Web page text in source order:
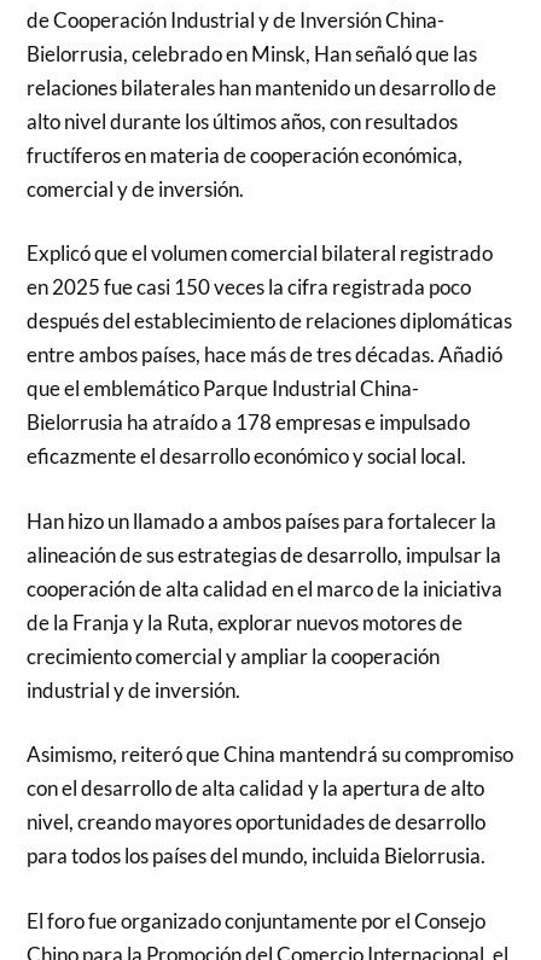
de Cooperación Industrial y de Inversión China-
Bielorrusia, celebrado en Minsk, Han señaló que las
relaciones bilaterales han mantenido un desarrollo de
alto nivel durante los últimos años, con resultados
fructíferos en materia de cooperación económica,
comercial y de inversión.
Explicó que el volumen comercial bilateral registrado
en 2025 fue casi 150 veces la cifra registrada poco
después del establecimiento de relaciones diplomáticas
entre ambos países, hace más de tres décadas. Añadió
que el emblemático Parque Industrial China-
Bielorrusia ha atraído a 178 empresas e impulsado
eficazmente el desarrollo económico y social local.
Han hizo un llamado a ambos países para fortalecer la
alineación de sus estrategias de desarrollo, impulsar la
cooperación de alta calidad en el marco de la iniciativa
de la Franja y la Ruta, explorar nuevos motores de
crecimiento comercial y ampliar la cooperación
industrial y de inversión.
Asimismo, reiteró que China mantendrá su compromiso
con el desarrollo de alta calidad y la apertura de alto
nivel, creando mayores oportunidades de desarrollo
para todos los países del mundo, incluida Bielorrusia.
El foro fue organizado conjuntamente por el Consejo
Chino para la Promoción del Comercio Internacional, el